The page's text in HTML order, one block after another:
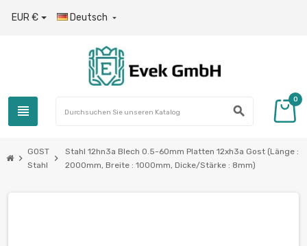
EUR € Deutsch 
view_headline search
0
chevron_right
GOST
Stahl
chevron_right
Stahl 12hn3a Blech 0.5-60mm Platten 12xh3a Gost (Länge :
2000mm, Breite : 1000mm, Dicke/Stärke : 8mm)